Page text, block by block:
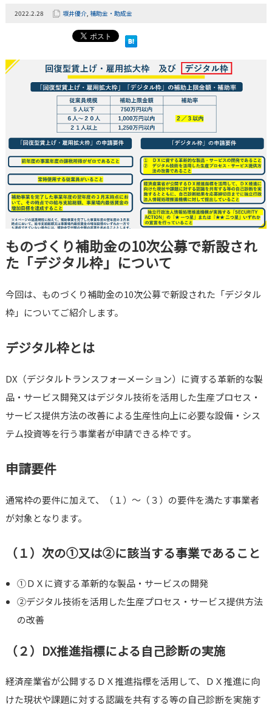
2022.2.28 坂井優介, 補助金・助成金
ものづくり補助金の10次公募で新設され
た「デジタル枠」について
今回は、ものづくり補助金の10次公募で新設された「デジタル
枠」についてご紹介します。
デジタル枠とは
DX（デジタルトランスフォーメーション）に資する革新的な製
品・サービス開発又はデジタル技術を活用した生産プロセス・
サービス提供方法の改善による生産性向上に必要な設備・シス
テム投資等を行う事業者が申請できる枠です。
申請要件
通常枠の要件に加えて、（１）～（３）の要件を満たす事業者
が対象となります。
（１）次の①又は②に該当する事業であること
①ＤＸに資する革新的な製品・サービスの開発
②デジタル技術を活用した生産プロセス・サービス提供方法
の改善
（２）DX推進指標による自己診断の実施
経済産業省が公開するＤＸ推進指標を活用して、ＤＸ推進に向
けた現状や課題に対する認識を共有する等の自己診断を実施す